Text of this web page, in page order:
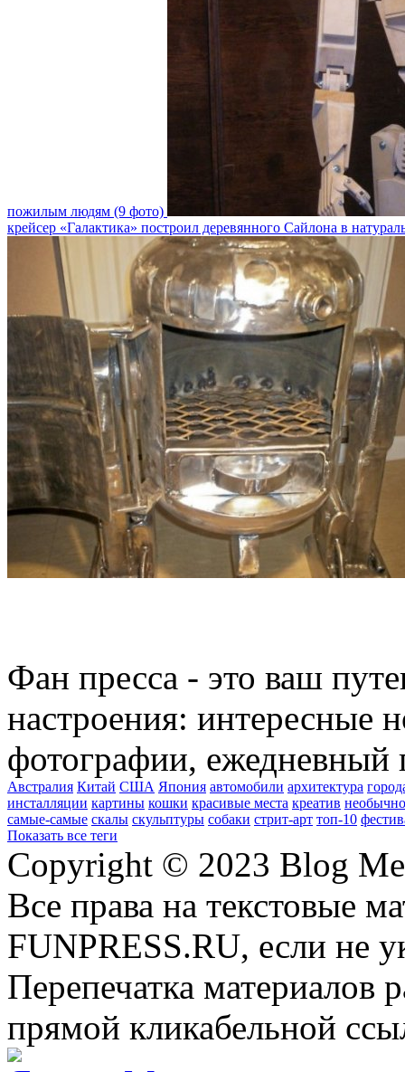
пожилым людям (9 фото)
крейсер «Галактика» построил деревянного Сайлона в
Фан пресса - это ваш
настроения: интересные
фотографии, ежедневный
Австралия Китай США Япония автомобили архитектура
инсталляции картины кошки красивые места креатив
самые-самые скалы скульптуры собаки стрит-арт топ-10
Показать все теги
Copyright © 2023 Blog
Все права на текстовые
FUNPRESS.RU, если не
Перепечатка материалов
прямой кликабельной